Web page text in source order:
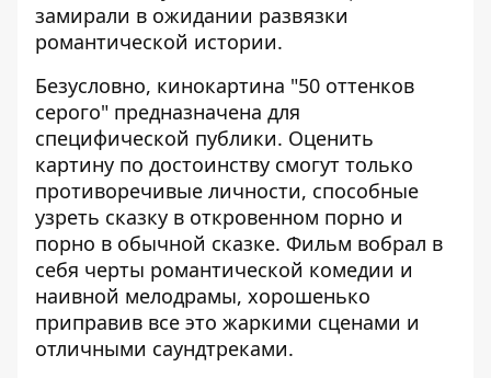
замирали в ожидании развязки
романтической истории.
Безусловно, кинокартина "50 оттенков
серого" предназначена для
специфической публики. Оценить
картину по достоинству смогут только
противоречивые личности, способные
узреть сказку в откровенном порно и
порно в обычной сказке. Фильм вобрал в
себя черты романтической комедии и
наивной мелодрамы, хорошенько
приправив все это жаркими сценами и
отличными саундтреками.